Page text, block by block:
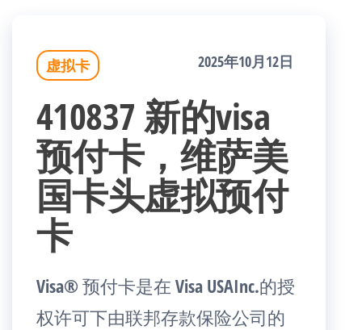
虚拟卡 2025年10月12日
410837 新的visa
预付卡，维萨美
国卡头虚拟预付
卡
Visa® 预付卡是在 Visa USAInc.的授
权许可下由联邦存款保险公司的